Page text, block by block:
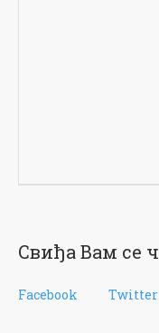
Свиђа Вам се
Facebook Twitter